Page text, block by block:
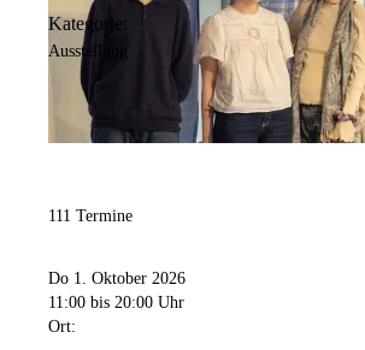
Kategorie:
Ausstellung
111 Termine
Do 1. Oktober 2026
11:00 bis 20:00 Uhr
Ort: